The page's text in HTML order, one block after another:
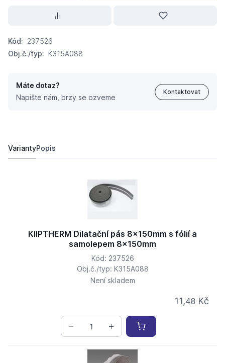
Kód: 237526
Obj.č./typ: K315A088
Máte dotaz?
Napište nám, brzy se ozveme
Kontaktovat
VariantyPopis
KIIPTHERM Dilatační pás 8x150mm s fólií a
samolepem 8x150mm
Kód: 237526
Obj.č./typ: K315A088
Není skladem
11,48 Kč